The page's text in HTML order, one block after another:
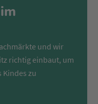
und wir
richtig einbaut, um
Kindes zu